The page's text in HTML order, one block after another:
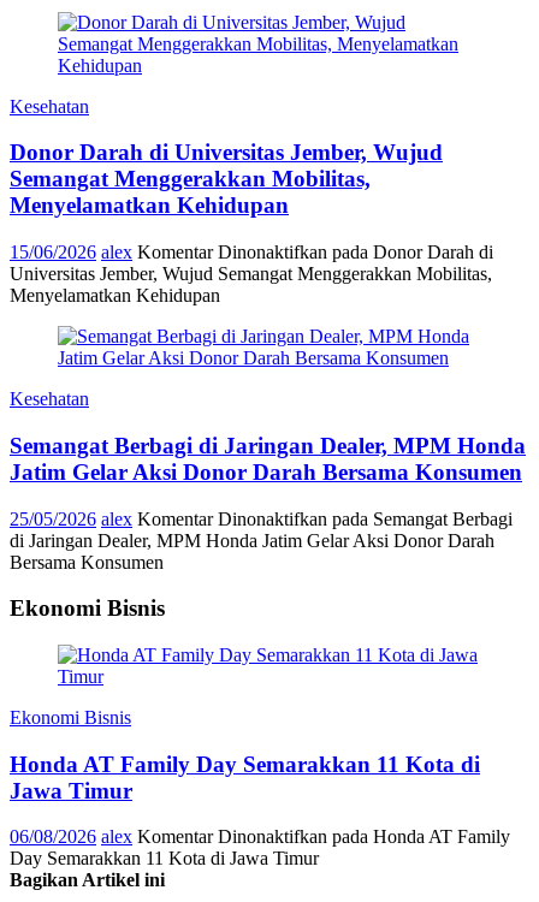
Kesehatan
Donor Darah di Universitas Jember, Wujud
Semangat Menggerakkan Mobilitas,
Menyelamatkan Kehidupan
15/06/2026 alex Komentar Dinonaktifkan pada Donor Darah di
Universitas Jember, Wujud Semangat Menggerakkan Mobilitas,
Menyelamatkan Kehidupan
Kesehatan
Semangat Berbagi di Jaringan Dealer, MPM Honda
Jatim Gelar Aksi Donor Darah Bersama Konsumen
25/05/2026 alex Komentar Dinonaktifkan pada Semangat Berbagi
di Jaringan Dealer, MPM Honda Jatim Gelar Aksi Donor Darah
Bersama Konsumen
Ekonomi Bisnis
Ekonomi Bisnis
Honda AT Family Day Semarakkan 11 Kota di
Jawa Timur
06/08/2026 alex Komentar Dinonaktifkan pada Honda AT Family
Day Semarakkan 11 Kota di Jawa Timur
Bagikan Artikel ini